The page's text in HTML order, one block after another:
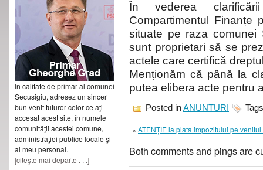
În calitate de primar al comunei
Secusigiu, adresez un sincer
bun venit tuturor celor ce aţi
accesat acest site, în numele
comunităţii acestei comune,
administraţiei publice locale şi
al meu personal.
[citeşte mai departe . . .]
În vederea
Compartimentul Finanțe
situate pe raza comunei
sunt proprietari să se
actele care certifică
Menționăm că până la
putea elibera acte pentru
Posted inANUNTURI
« ATENȚIE la plata impozitului pe
Both comments and pings are